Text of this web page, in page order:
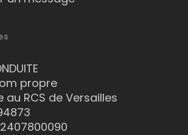
propre
RCS de Versailles